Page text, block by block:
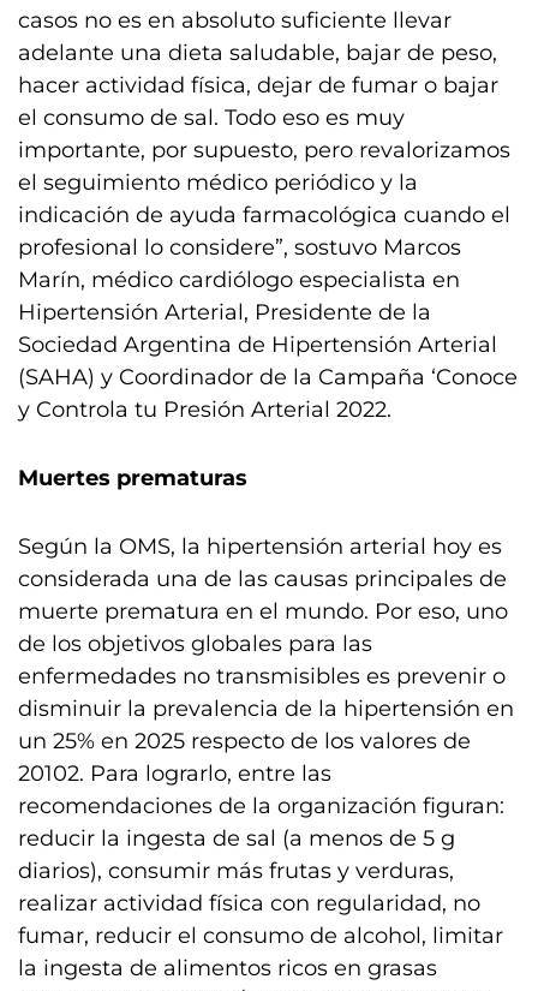
casos no es en absoluto suficiente llevar
adelante una dieta saludable, bajar de peso,
hacer actividad física, dejar de fumar o bajar
el consumo de sal. Todo eso es muy
importante, por supuesto, pero revalorizamos
el seguimiento médico periódico y la
indicación de ayuda farmacológica cuando el
profesional lo considere”, sostuvo Marcos
Marín, médico cardiólogo especialista en
Hipertensión Arterial, Presidente de la
Sociedad Argentina de Hipertensión Arterial
(SAHA) y Coordinador de la Campaña ‘Conoce
y Controla tu Presión Arterial 2022.
Muertes prematuras
Según la OMS, la hipertensión arterial hoy es
considerada una de las causas principales de
muerte prematura en el mundo. Por eso, uno
de los objetivos globales para las
enfermedades no transmisibles es prevenir o
disminuir la prevalencia de la hipertensión en
un 25% en 2025 respecto de los valores de
20102. Para lograrlo, entre las
recomendaciones de la organización figuran:
reducir la ingesta de sal (a menos de 5 g
diarios), consumir más frutas y verduras,
realizar actividad física con regularidad, no
fumar, reducir el consumo de alcohol, limitar
la ingesta de alimentos ricos en grasas